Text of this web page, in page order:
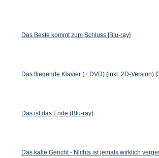
Das Beste kommt zum Schluss [Blu-ray]
Das fliegende Klavier (+ DVD) (inkl. 2D-Version)
Das ist das Ende (Blu-ray)
Das kalte Gericht - Nichts ist jemals wirklich